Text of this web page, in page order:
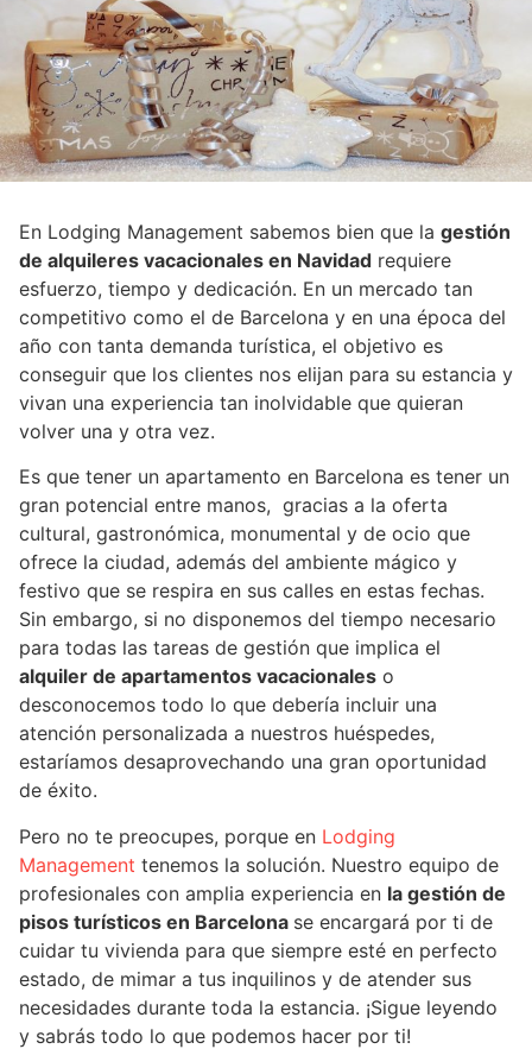
En Lodging Management sabemos bien que la gestión
de alquileres vacacionales en Navidad requiere
esfuerzo, tiempo y dedicación. En un mercado tan
competitivo como el de Barcelona y en una época del
año con tanta demanda turística, el objetivo es
conseguir que los clientes nos elijan para su estancia y
vivan una experiencia tan inolvidable que quieran
volver una y otra vez.
Es que tener un apartamento en Barcelona es tener un
gran potencial entre manos, gracias a la oferta
cultural, gastronómica, monumental y de ocio que
ofrece la ciudad, además del ambiente mágico y
festivo que se respira en sus calles en estas fechas.
Sin embargo, si no disponemos del tiempo necesario
para todas las tareas de gestión que implica el
alquiler de apartamentos vacacionales o
desconocemos todo lo que debería incluir una
atención personalizada a nuestros huéspedes,
estaríamos desaprovechando una gran oportunidad
de éxito.
Pero no te preocupes, porque en Lodging
Management tenemos la solución. Nuestro equipo de
profesionales con amplia experiencia en la gestión de
pisos turísticos en Barcelona se encargará por ti de
cuidar tu vivienda para que siempre esté en perfecto
estado, de mimar a tus inquilinos y de atender sus
necesidades durante toda la estancia. ¡Sigue leyendo
y sabrás todo lo que podemos hacer por ti!